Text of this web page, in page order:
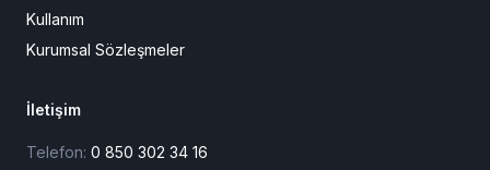
Kullanım
Kurumsal Sözleşmeler
İletişim
Telefon: 0 850 302 34 16